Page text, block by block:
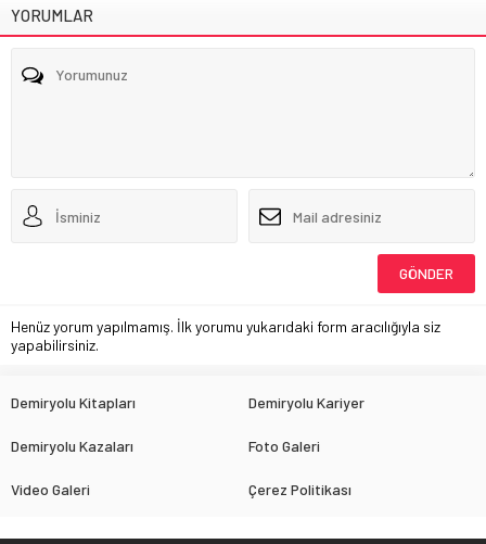
YORUMLAR
Henüz yorum yapılmamış. İlk yorumu yukarıdaki form aracılığıyla siz
yapabilirsiniz.
Demiryolu Kitapları Demiryolu Kariyer
Demiryolu Kazaları Foto Galeri
Video Galeri Çerez Politikası